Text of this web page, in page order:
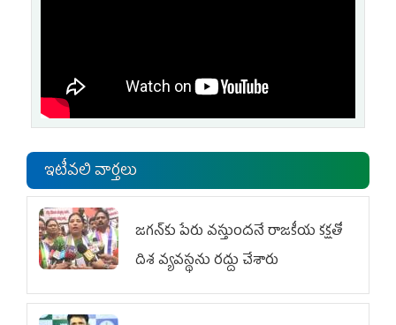
ఇటీవలి వార్తలు
జగన్‌కు పేరు వస్తుందనే రాజకీయ కక్షతో
దిశ వ్య‌వ‌స్థ‌ను రద్దు చేశారు